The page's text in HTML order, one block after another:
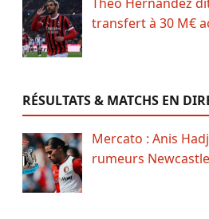
Theo Hernandez
transfert à 30 M€
RÉSULTATS & MATCHS EN
Mercato : Anis
rumeurs Newcastle